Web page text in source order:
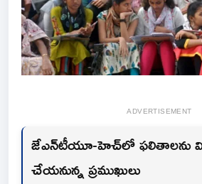
ADVERTISEMENT
జేఎన్‌టీయూ-హెచ్‌లో ఫలితాలను
చేయనున్న ప్రముఖులు